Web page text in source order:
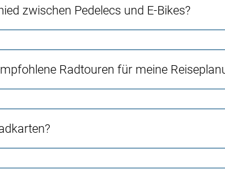
zwischen Pedelecs und E-Bikes?
Radtouren für meine